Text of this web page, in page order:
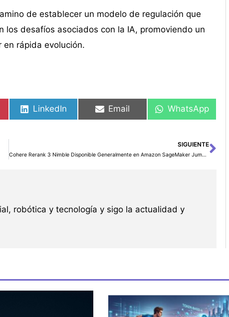
de establecer un modelo de regulación que
desafíos asociados con la IA, promoviendo un
en rápida evolución.
LinkedIn Email WhatsApp
SIGUIENTE
Cohere Rerank 3 Nimble Disponible Generalmente en Amazon SageMaker JumpStart
robótica y tecnología y sigo la actualidad y